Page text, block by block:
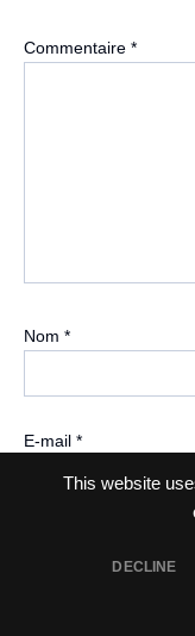
This website
DECLINE
Commentaire *
Nom *
E-mail *